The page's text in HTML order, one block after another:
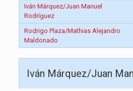
Iván Márquez/Juan Manuel
Rodríguez
Rodrigo Plaza/Mathias Alejandro
Maldonado
Iván Márquez/Juan